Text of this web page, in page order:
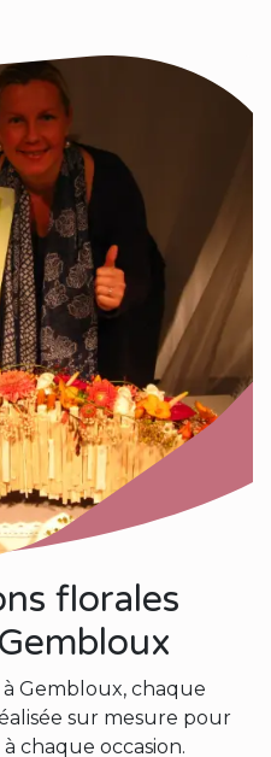
florales
Gembloux, chaque
sur mesure pour
à chaque occasion.